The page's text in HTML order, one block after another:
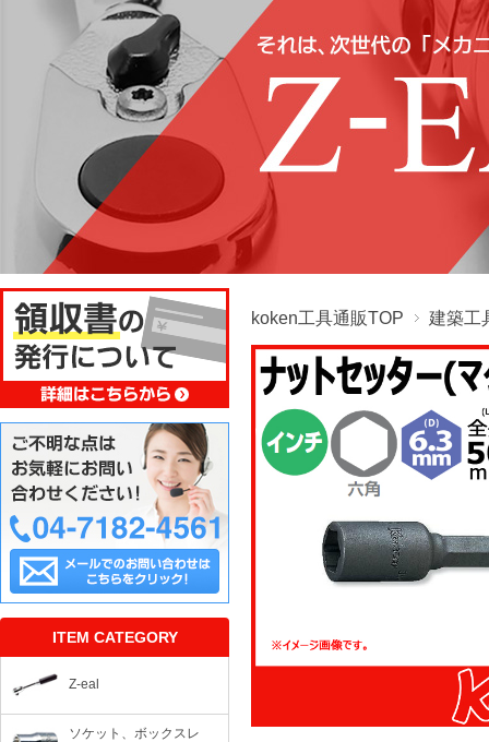
koken工具通販TOP 建築工
ITEM CATEGORY
Z-eal
ソケット、ボックスレ